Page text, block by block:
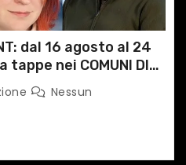
dal 16 agosto al 24
nei COMUNI DI
Nessun